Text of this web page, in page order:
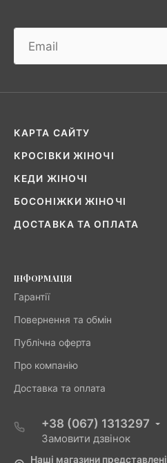
КАРТА САЙТУ
КРОСІВКИ ЖІНОЧІ
КЕДИ ЖІНОЧІ
БОСОНІЖКИ ЖІНОЧІ
ДОСТАВКА ТА ОПЛАТА
ІНФОРМАЦІЯ
Гарантії
Повернення та обмін
Публічна оферта
Про компанію
Доставка та оплата
+38 (067) 1313297
Замовити дзвінок
Наші магазини представлені